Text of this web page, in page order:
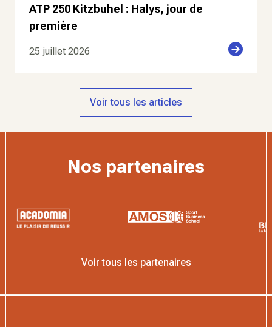
ATP 250 Kitzbuhel : Halys, jour de
première
25 juillet 2026
Voir tous les articles
Nos partenaires
Voir tous les partenaires